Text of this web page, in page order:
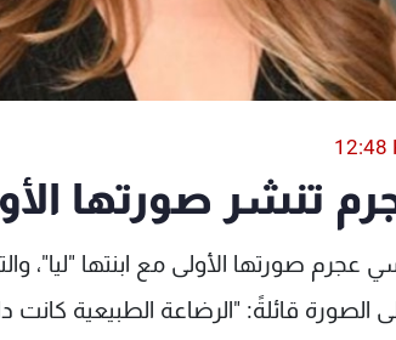
12:48
تنشر صورتها
عجرم صورتها الأولى مع ابنتها "ليا"،
قائلةً: "الرضاعة الطبيعية كانت